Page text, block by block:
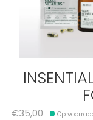
€35,00 Op